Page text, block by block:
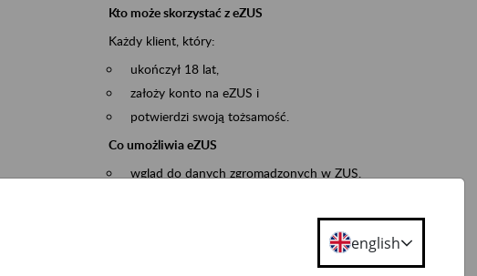
Kto może skorzystać z eZUS
Każdy klient, który:
ukończył 18 lat,
założy konto na eZUS i
potwierdzi swoją tożsamość.
Co umożliwia eZUS
wgląd do danych zgromadzonych w ZUS,
składanie wniosków i otrzymywanie na nie odpowiedzi,
zadawanie pytań i otrzymywanie odpowiedzi z ZUS,
umawianie się na wizyty w jednostce ZUS.
english